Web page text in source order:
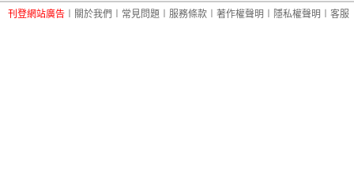
刊登網站廣告 關於我們 常見問題 服務條款 著作權聲明 隱私權聲明 客服